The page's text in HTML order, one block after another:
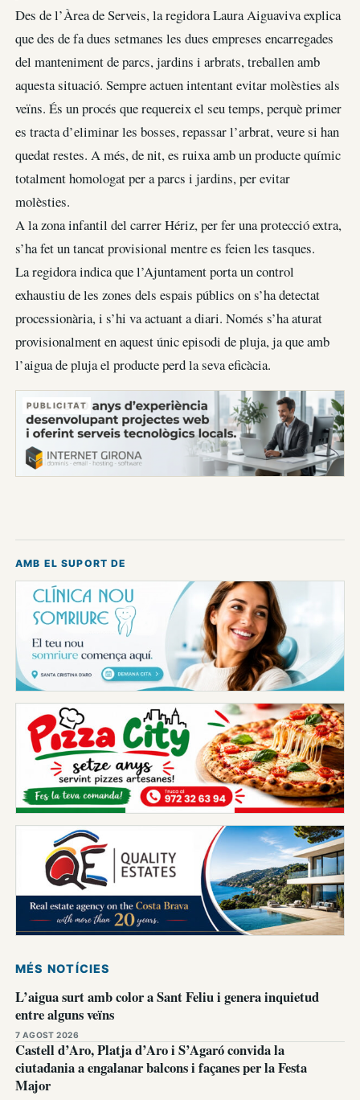
Des de l’Àrea de Serveis, la regidora Laura Aiguaviva explica
que des de fa dues setmanes les dues empreses encarregades
del manteniment de parcs, jardins i arbrats, treballen amb
aquesta situació. Sempre actuen intentant evitar molèsties als
veïns. És un procés que requereix el seu temps, perquè primer
es tracta d’eliminar les bosses, repassar l’arbrat, veure si han
quedat restes. A més, de nit, es ruixa amb un producte químic
totalment homologat per a parcs i jardins, per evitar
molèsties.
A la zona infantil del carrer Hériz, per fer una protecció extra,
s’ha fet un tancat provisional mentre es feien les tasques.
La regidora indica que l’Ajuntament porta un control
exhaustiu de les zones dels espais públics on s’ha detectat
processionària, i s’hi va actuant a diari. Només s’ha aturat
provisionalment en aquest únic episodi de pluja, ja que amb
l’aigua de pluja el producte perd la seva eficàcia.
PUBLICITAT
AMB EL SUPORT DE
MÉS NOTÍCIES
L’aigua surt amb color a Sant Feliu i genera inquietud
entre alguns veïns
7 AGOST 2026
Castell d’Aro, Platja d’Aro i S’Agaró convida la
ciutadania a engalanar balcons i façanes per la Festa
Major